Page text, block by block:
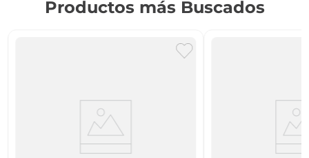
Productos más Buscados